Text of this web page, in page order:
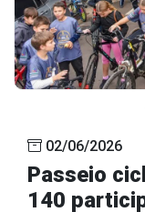
02/06/2026
Passeio
140